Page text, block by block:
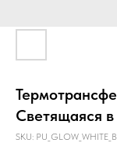
Светящаяся
SKU: